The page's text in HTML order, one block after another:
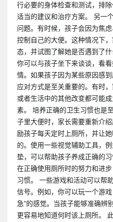
行必要的身体检查和测试，排
适当的建议和治疗方案。 另一
问题。有时候，孩子会因为焦
控制自己的大便。这种情况下
态，并试图了解她是否遇到了
你可以与孩子坐下来谈谈，看
情。如果孩子因为某些原因感
应对方式是至关重要的。有时
或者生活中的其他改变都可能
素。 培养正确的卫生习惯也是
子里大便时，家长需要重新介
励孩子每天定时上厕所，并让
的。使用一些视觉辅助工具，
垫，可以帮助孩子养成正确的
在正确使用厕所时的努力和进
习惯。 一些游戏和活动可以帮
信号。例如，你可以玩一个游
急”的感觉。当孩子能够准确辨
更容易地知道何时该上厕所。